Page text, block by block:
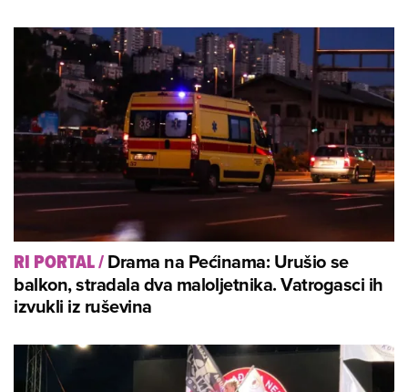
RI PORTAL/Drama na Pećinama: Urušio se
balkon, stradala dva maloljetnika. Vatrogasci ih
izvukli iz ruševina